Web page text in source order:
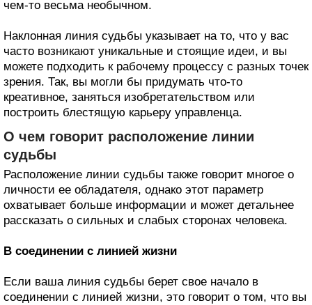
чем-то весьма необычном.
Наклонная линия судьбы указывает на то, что у вас
часто возникают уникальные и стоящие идеи, и вы
можете подходить к рабочему процессу с разных точек
зрения. Так, вы могли бы придумать что-то
креативное, заняться изобретательством или
построить блестящую карьеру управленца.
О чем говорит расположение линии
судьбы
Расположение линии судьбы также говорит многое о
личности ее обладателя, однако этот параметр
охватывает больше информации и может детальнее
рассказать о сильных и слабых сторонах человека.
В соединении с линией жизни
Если ваша линия судьбы берет свое начало в
соединении с линией жизни, это говорит о том, что вы